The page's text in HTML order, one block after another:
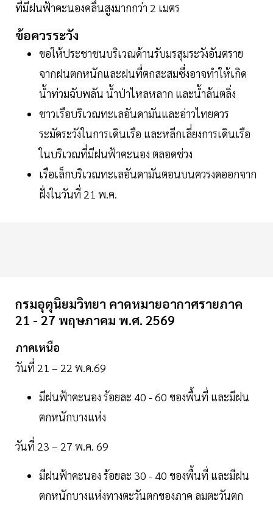
ที่มีฝนฟ้าคะนองคลื่นสูงมากกว่า 2 เมตร
ข้อควรระวัง
ขอให้ประชาชนบริเวณด้านรับมรสุมระวังอันตราย
จากฝนตกหนักและฝนที่ตกสะสมซึ่งอาจทำให้เกิด
น้ำท่วมฉับพลัน น้ำป่าไหลหลาก และน้ำล้นตลิ่ง
ชาวเรือบริเวณทะเลอันดามันและอ่าวไทยควร
ระมัดระวังในการเดินเรือ และหลีกเลี่ยงการเดินเรือ
ในบริเวณที่มีฝนฟ้าคะนอง ตลอดช่วง
เรือเล็กบริเวณทะเลอันดามันตอนบนควรงดออกจาก
ฝั่งในวันที่ 21 พ.ค.
กรมอุตุนิยมวิทยา คาดหมายอากาศรายภาค
21 - 27 พฤษภาคม พ.ศ. 2569
ภาคเหนือ
วันที่ 21 – 22 พ.ค.69
มีฝนฟ้าคะนอง ร้อยละ 40 - 60 ของพื้นที่ และมีฝน
ตกหนักบางแห่ง
วันที่ 23 – 27 พ.ค. 69
มีฝนฟ้าคะนอง ร้อยละ 30 - 40 ของพื้นที่ และมีฝน
ตกหนักบางแห่งทางตะวันตกของภาค ลมตะวันตก